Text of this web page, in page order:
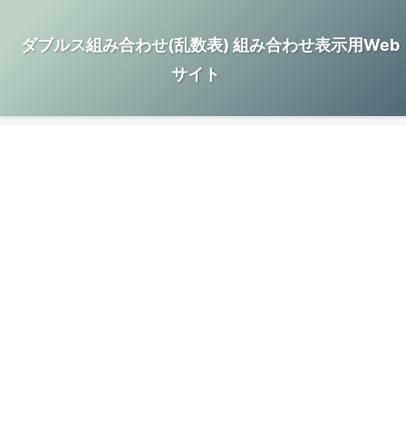
ダブルス組み合わせ(乱数表) 組み合わせ表示用Web
サイト